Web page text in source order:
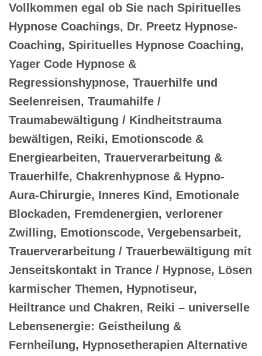
Vollkommen egal ob Sie nach Spirituelles
Hypnose Coachings, Dr. Preetz Hypnose-
Coaching, Spirituelles Hypnose Coaching,
Yager Code Hypnose &
Regressionshypnose, Trauerhilfe und
Seelenreisen, Traumahilfe /
Traumabewältigung / Kindheitstrauma
bewältigen, Reiki, Emotionscode &
Energiearbeiten, Trauerverarbeitung &
Trauerhilfe, Chakrenhypnose & Hypno-
Aura-Chirurgie, Inneres Kind, Emotionale
Blockaden, Fremdenergien, verlorener
Zwilling, Emotionscode, Vergebensarbeit,
Trauerverarbeitung / Trauerbewältigung mit
Jenseitskontakt in Trance / Hypnose, Lösen
karmischer Themen, Hypnotiseur,
Heiltrance und Chakren, Reiki – universelle
Lebensenergie: Geistheilung &
Fernheilung, Hypnosetherapien Alternative